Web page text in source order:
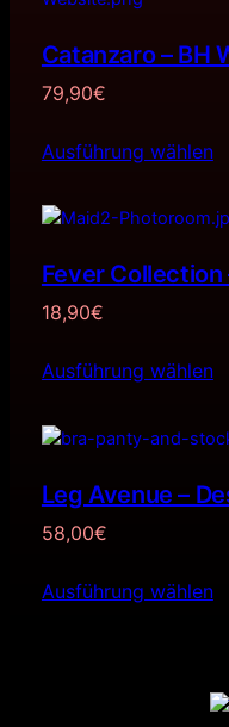
Catanzaro – BH
79,90€
Ausführung wählen
Fever Collection
18,90€
Ausführung wählen
Leg Avenue –
58,00€
Ausführung wählen